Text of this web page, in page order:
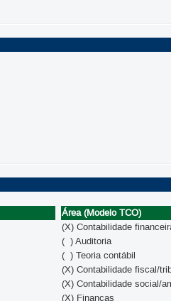
Área (Modelo TCO)
(X) Contabilidade
( ) Auditoria
( ) Teoria contábil
(X) Contabilidade fiscal/
(X) Contabilidade social/
(X) Finanças